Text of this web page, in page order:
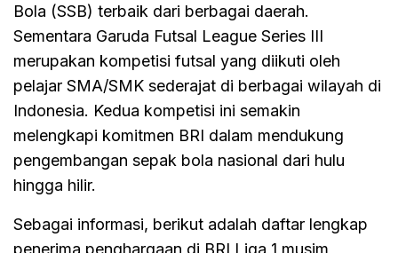
Bola (SSB) terbaik dari berbagai daerah.
Sementara Garuda Futsal League Series III
merupakan kompetisi futsal yang diikuti oleh
pelajar SMA/SMK sederajat di berbagai wilayah di
Indonesia. Kedua kompetisi ini semakin
melengkapi komitmen BRI dalam mendukung
pengembangan sepak bola nasional dari hulu
hingga hilir.
Sebagai informasi, berikut adalah daftar lengkap
penerima penghargaan di BRI Liga 1 musim